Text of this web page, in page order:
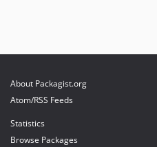
About Packagist.org
Atom/RSS Feeds
Statistics
Browse Packages